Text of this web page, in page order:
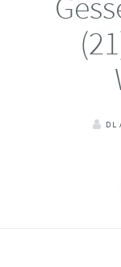
DL